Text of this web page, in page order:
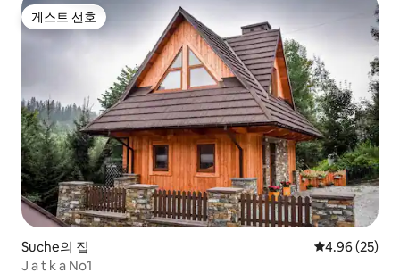
게스트 선호
게스트 선호
Suche의 집 평점 4.96점(5
4.96 (25)
J a t k a No1